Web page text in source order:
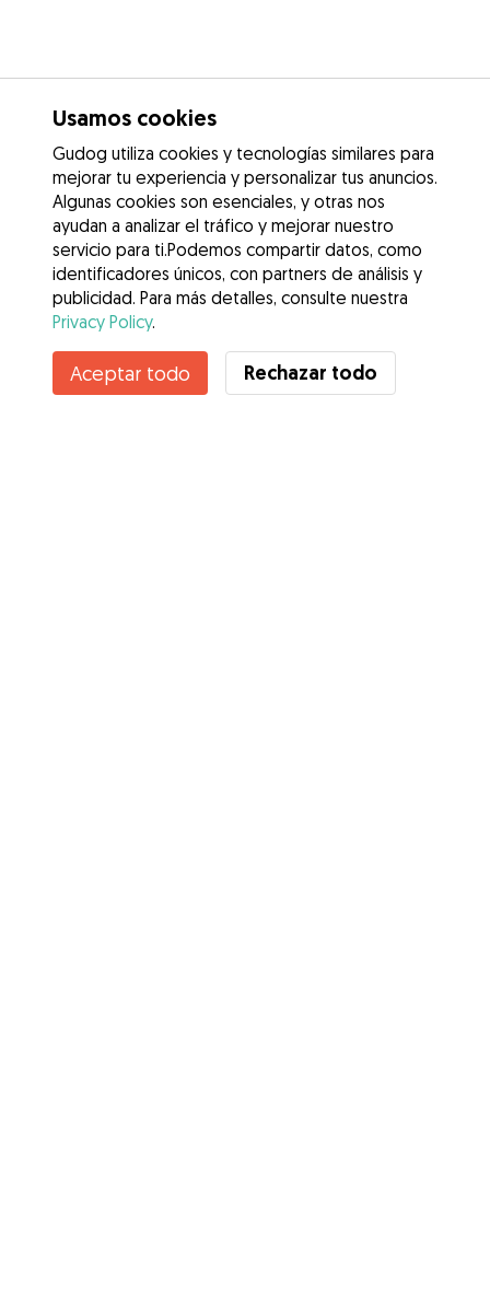
¿Conoces los Beneficios de Gudog? Ver más
Usamos cookies
Gudog utiliza cookies y tecnologías similares para
mejorar tu experiencia y personalizar tus anuncios.
Algunas cookies son esenciales, y otras nos
ayudan a analizar el tráfico y mejorar nuestro
servicio para ti.Podemos compartir datos, como
identificadores únicos, con partners de análisis y
publicidad. Para más detalles, consulte nuestra
Privacy Policy.
Aceptar todo Rechazar todo